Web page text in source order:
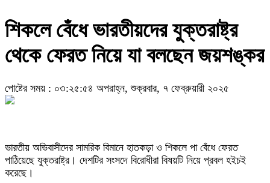
শিকলে বেঁধে ভারতীয়দের যুক্তরাষ্ট্র
থেকে ফেরত নিয়ে যা বলছেন জয়শঙ্কর
পোষ্টের সময় : ০৩:২৫:৫৪ অপরাহ্ন, শুক্রবার, ৭ ফেব্রুয়ারী ২০২৫
ভারতীয় অভিবাসীদের সামরিক বিমানে হাতকড়া ও শিকলে পা বেঁধে ফেরত
পাঠিয়েছে যুক্তরাষ্ট্র। দেশটির সংসদে বিরোধীরা বিষয়টি নিয়ে প্রবল হইচই
করেছে।